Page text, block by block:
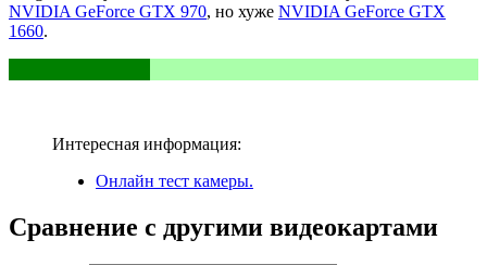
NVIDIA GeForce GTX 970, но хуже NVIDIA GeForce GTX
1660.
Интересная информация:
Онлайн тест камеры.
Сравнение с другими видеокартами